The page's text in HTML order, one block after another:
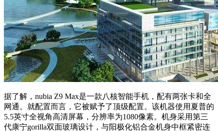
据了解，nubia Z9 Max是一款八核智能手机，配有两张卡和全
网通。就配置而言，它被赋予了顶级配置。该机器使用夏普的
5.5英寸全视角高清屏幕，分辨率为1080像素。机身采用第三
代康宁gorilla双面玻璃设计，与阳极化铝合金机身中框紧密连